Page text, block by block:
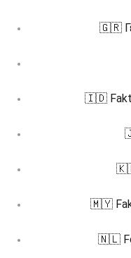
🇬🇷
🇮🇩
🇲🇾
🇳🇱